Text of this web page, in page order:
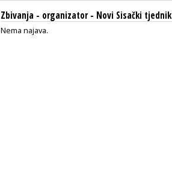
Zbivanja - organizator - Novi Sisački tjednik
Nema najava.